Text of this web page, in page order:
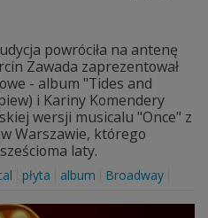
powróciła na antenę
Zawada zaprezentował
- album "Tides and
i Kariny Komendery
wersji musicalu "Once" z
Warszawie, którego
laty.
płyta album Broadway